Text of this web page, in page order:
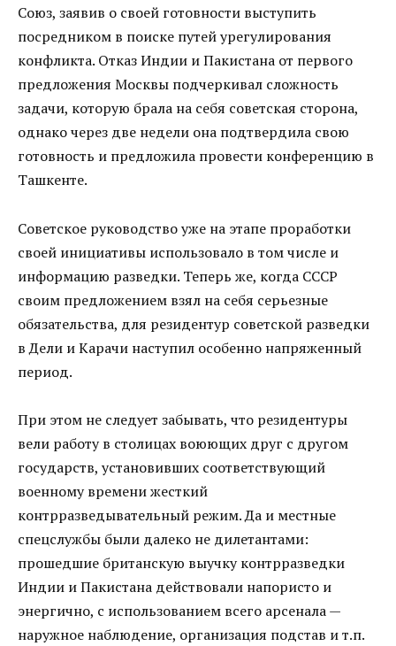
Союз, заявив о своей готовности выступить
посредником в поиске путей урегулирования
конфликта. Отказ Индии и Пакистана от первого
предложения Москвы подчеркивал сложность
задачи, которую брала на себя советская сторона,
однако через две недели она подтвердила свою
готовность и предложила провести конференцию в
Ташкенте.
Советское руководство уже на этапе проработки
своей инициативы использовало в том числе и
информацию разведки. Теперь же, когда СССР
своим предложением взял на себя серьезные
обязательства, для резидентур советской разведки
в Дели и Карачи наступил особенно напряженный
период.
При этом не следует забывать, что резидентуры
вели работу в столицах воюющих друг с другом
государств, установивших соответствующий
военному времени жесткий
контрразведывательный режим. Да и местные
спецслужбы были далеко не дилетантами:
прошедшие британскую выучку контрразведки
Индии и Пакистана действовали напористо и
энергично, с использованием всего арсенала —
наружное наблюдение, организация подстав и т.п.